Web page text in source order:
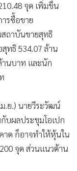
จุด เพิ่มขึ้น
รซื้อขาย
ถาบันขายสุทธิ
ทธิ 534.07 ล้าน
านบาท และนัก
.ย.) นายวีระวัฒน์
บผลประชุมโอเปก
าด ก็อาจทำให้หุ้นใน
จุด ส่วนแนวต้าน